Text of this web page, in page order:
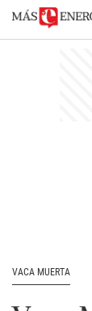
VACA MUERTA